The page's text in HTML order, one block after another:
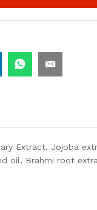
Extract, Jojoba
oil, Brahmi root